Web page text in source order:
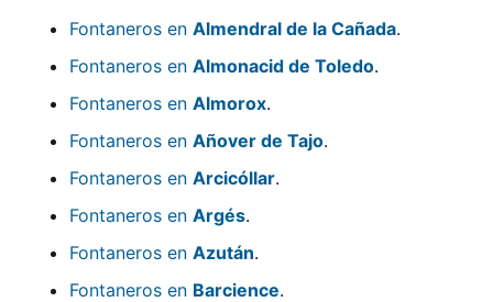
Fontaneros en Almendral de la Cañada.
Fontaneros en Almonacid de Toledo.
Fontaneros en Almorox.
Fontaneros en Añover de Tajo.
Fontaneros en Arcicóllar.
Fontaneros en Argés.
Fontaneros en Azután.
Fontaneros en Barcience.